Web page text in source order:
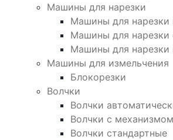
Машины для нарезки
Машины для нарезки
Машины для нарезки
Машины для нарезки
Машины для измельчения
Блокорезки
Волчки
Волчки
Волчки с
Волчки стандартные